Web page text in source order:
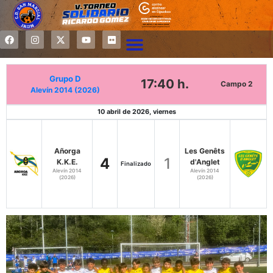
Grupo D
Alevín 2014 (2026) 17:40 h. Campo 2
10 abril de 2026, viernes
Añorga
K.K.E.
Alevín 2014
(2026)
4 Finalizado 1
Les Genêts
d'Anglet
Alevín 2014
(2026)